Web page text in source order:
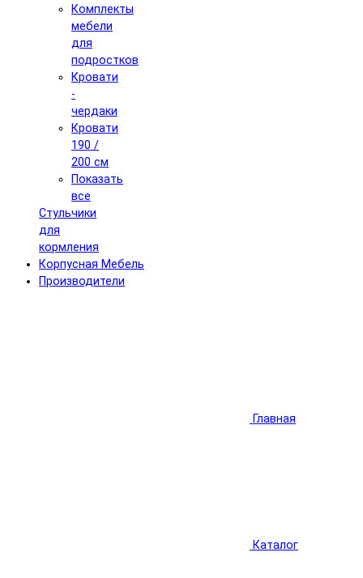
Комплекты
мебели
для
подростков
Кровати
-
чердаки
Кровати
190 /
200 см
Показать
все
Стульчики
для
кормления
Корпусная Мебель
Производители
Главная
Каталог